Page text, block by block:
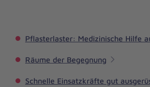
Pflasterlaster: Medizinische Hilfe
Räume der Begegnung
Schnelle Einsatzkräfte gut